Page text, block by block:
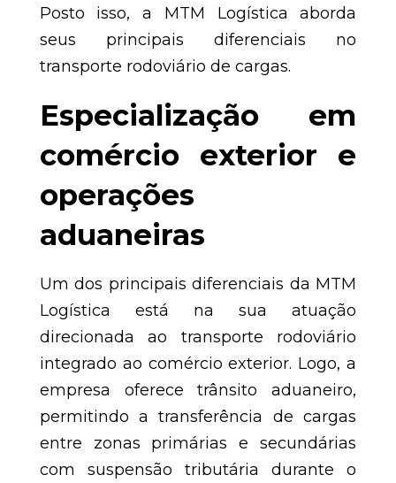
Posto isso, a MTM Logística aborda
seus principais diferenciais no
transporte rodoviário de cargas.
Especialização em
comércio exterior e
operações
aduaneiras
Um dos principais diferenciais da MTM
Logística está na sua atuação
direcionada ao transporte rodoviário
integrado ao comércio exterior. Logo, a
empresa oferece trânsito aduaneiro,
permitindo a transferência de cargas
entre zonas primárias e secundárias
com suspensão tributária durante o